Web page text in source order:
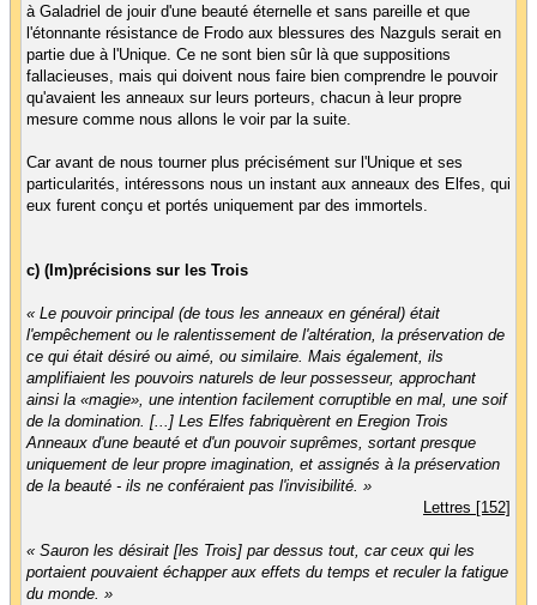
à Galadriel de jouir d'une beauté éternelle et sans pareille et que
l'étonnante résistance de Frodo aux blessures des Nazguls serait en
partie due à l'Unique. Ce ne sont bien sûr là que suppositions
fallacieuses, mais qui doivent nous faire bien comprendre le pouvoir
qu'avaient les anneaux sur leurs porteurs, chacun à leur propre
mesure comme nous allons le voir par la suite.
Car avant de nous tourner plus précisément sur l'Unique et ses
particularités, intéressons nous un instant aux anneaux des Elfes, qui
eux furent conçu et portés uniquement par des immortels.
c) (Im)précisions sur les Trois
« Le pouvoir principal (de tous les anneaux en général) était
l'empêchement ou le ralentissement de l'altération, la préservation de
ce qui était désiré ou aimé, ou similaire. Mais également, ils
amplifiaient les pouvoirs naturels de leur possesseur, approchant
ainsi la «magie», une intention facilement corruptible en mal, une soif
de la domination. [...] Les Elfes fabriquèrent en Eregion Trois
Anneaux d'une beauté et d'un pouvoir suprêmes, sortant presque
uniquement de leur propre imagination, et assignés à la préservation
de la beauté - ils ne conféraient pas l'invisibilité. »
Lettres [152]
« Sauron les désirait [les Trois] par dessus tout, car ceux qui les
portaient pouvaient échapper aux effets du temps et reculer la fatigue
du monde. »